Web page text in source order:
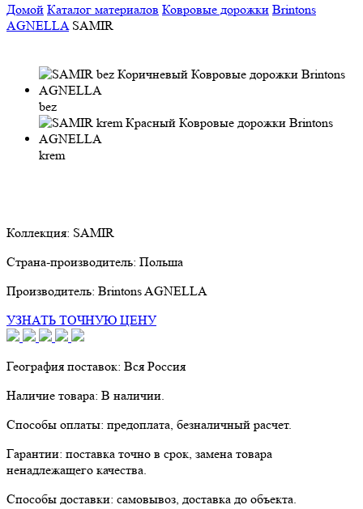
Домой Каталог материалов Ковровые дорожки Brintons
AGNELLA SAMIR
bez
krem
Коллекция: SAMIR
Страна-производитель: Польша
Производитель: Brintons AGNELLA
УЗНАТЬ ТОЧНУЮ ЦЕНУ
География поставок: Вся Россия
Наличие товара: В наличии.
Способы оплаты: предоплата, безналичный расчет.
Гарантии: поставка точно в срок, замена товара
ненадлежащего качества.
Способы доставки: самовывоз, доставка до объекта.